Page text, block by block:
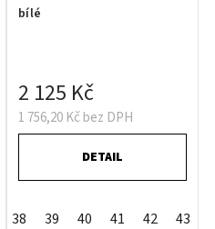
44 45 46 47 48 49
bílé
1 756,20 Kč bez DPH
2 125 Kč
DETAIL
38 39 40 41 42 43